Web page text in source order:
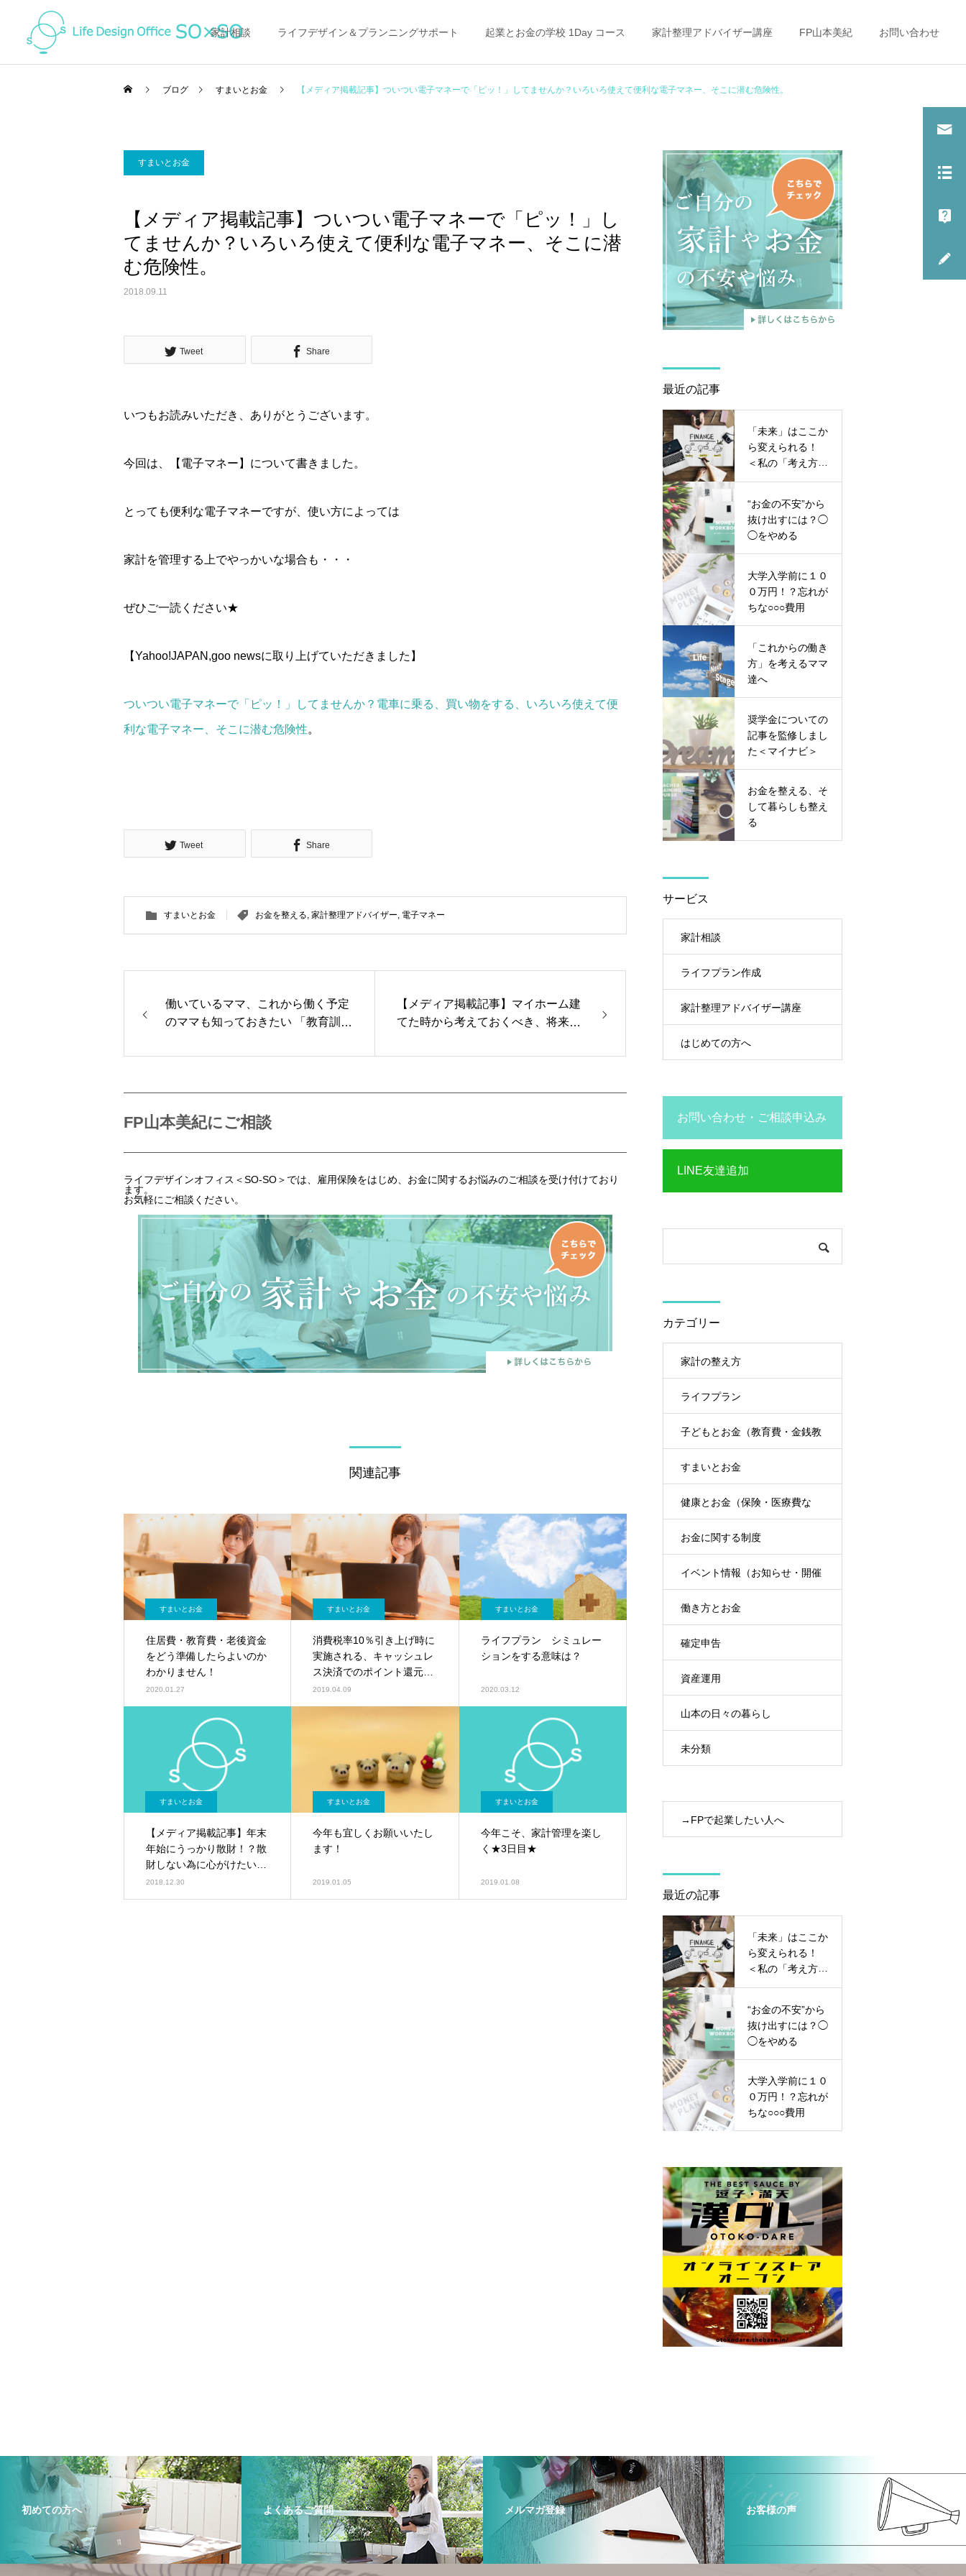
家計相談 ライフデザイン＆プランニングサポート 起業とお金の学校 1Day コース 家計整理アドバイザー講座 FP山本美紀 お問い合わせ
オンライン（ZOOM)で家
計相談ってどんな感じ？
「未来」はここから変えら
れる！ ＜私の「考え方」を
“お金の不安”から抜け出す
には？◯◯をやめる
子どもとお金（教育
費・金銭教育）
大学入学前に１００万
円！？忘れがちな○○○費用
子どもとお金（教育
「これからの働き方」を考
えるママ達へ
ブログ すまいとお金 【メディア掲載記事】ついつい電子マネーで「ピッ！」してませんか？いろいろ使えて便利な電子マネー、そこに潜む危険性。
すまいとお金
【メディア掲載記事】ついつい電子マネーで「ピッ！」し
てませんか？いろいろ使えて便利な電子マネー、そこに潜
む危険性。
2018.09.11
Tweet Share
いつもお読みいただき、ありがとうございます。
今回は、【電子マネー】について書きました。
とっても便利な電子マネーですが、使い方によっては
家計を管理する上でやっかいな場合も・・・
ぜひご一読ください★
【Yahoo!JAPAN,goo newsに取り上げていただきました】
ついつい電子マネーで「ピッ！」してませんか？電車に乗る、買い物をする、いろいろ使えて便
利な電子マネー、そこに潜む危険性。
Tweet Share
すまいとお金 お金を整える, 家計整理アドバイザー, 電子マネー
働いているママ、これから働く予定
のママも知っておきたい 「教育訓練
【メディア掲載記事】マイホーム建
てた時から考えておくべき、将来の
FP山本美紀にご相談
ライフデザインオフィス＜SO-SO＞では、雇用保険をはじめ、お金に関するお悩みのご相談を受け付けており
ます。
お気軽にご相談ください。
関連記事
すまいとお金
住居費・教育費・老後資金
をどう準備したらよいのか
わかりません！
2020.01.27
すまいとお金
消費税率10％引き上げ時に
実施される、キャッシュレ
ス決済でのポイント還元と
は？
2019.04.09
すまいとお金
ライフプラン シミュレー
ションをする意味は？
2020.03.12
すまいとお金
【メディア掲載記事】年末
年始にうっかり散財！？散
財しない為に心がけたいこ
と
2018.12.30
すまいとお金
今年も宜しくお願いいたし
ます！
2019.01.05
すまいとお金
今年こそ、家計管理を楽し
く★3日目★
2019.01.08
最近の記事
「未来」はここか
ら変えられる！
＜私の「考え方」
ャッシュフロー表
＞
“お金の不安”から
抜け出すには？◯
◯をやめる
大学入学前に１０
０万円！？忘れが
ちな○○○費用
「これからの働き
方」を考えるママ
達へ
奨学金についての
記事を監修しまし
た＜マイナビ＞
お金を整える、そ
して暮らしも整え
る
サービス
家計相談
ライフプラン作成
家計整理アドバイザー講座
はじめての方へ
お問い合わせ・ご相談申込み
LINE友達追加
カテゴリー
家計の整え方
ライフプラン
子どもとお金（教育費・金銭教
育）
すまいとお金
健康とお金（保険・医療費な
ど）
お金に関する制度
イベント情報（お知らせ・開催
レポート）
働き方とお金
確定申告
資産運用
山本の日々の暮らし
未分類
→FPで起業したい人へ
最近の記事
「未来」はここか
ら変えられる！
＜私の「考え方」
ャッシュフロー表
＞
“お金の不安”から
抜け出すには？◯
◯をやめる
大学入学前に１０
０万円！？忘れが
ちな○○○費用
初めての方へ よくあるご質問 メルマガ登録 お客様の声